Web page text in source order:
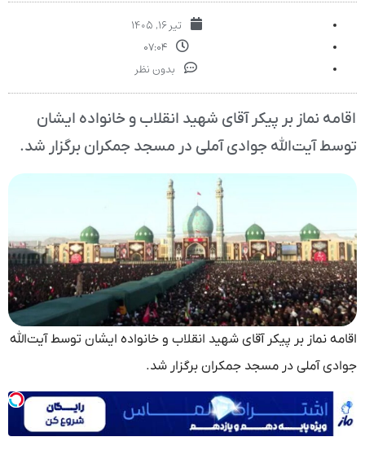
تیر ۱۶, ۱۴۰۵
۰۷:۰۴
بدون نظر
اقامه نماز بر پیکر آقای شهید انقلاب و خانواده ایشان
توسط آیت‌الله جوادی آملی در مسجد جمکران برگزار شد.
اقامه نماز بر پیکر آقای شهید انقلاب و خانواده ایشان توسط آیت‌الله
جوادی آملی در مسجد جمکران برگزار شد.